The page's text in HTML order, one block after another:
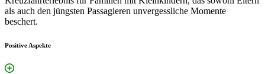
als auch den jüngsten Passagieren unvergessliche Momente
beschert.
Positive Aspekte